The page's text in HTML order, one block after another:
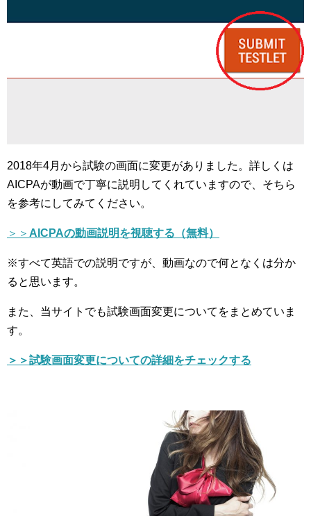
2018年4月から試験の画面に変更がありました。詳しくは
AICPAが動画で丁寧に説明してくれていますので、そちら
を参考にしてみてください。
＞＞ AICPAの動画説明を視聴する（無料）
※すべて英語での説明ですが、動画なので何となくは分か
ると思います。
また、当サイトでも試験画面変更についてをまとめていま
す。
＞＞試験画面変更についての詳細をチェックする